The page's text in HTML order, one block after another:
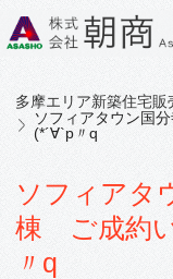
多摩エリア新築住宅
ソフィアタウン国
(*´∀`p〃q
ソフィアタ
棟 ご成約
〃q